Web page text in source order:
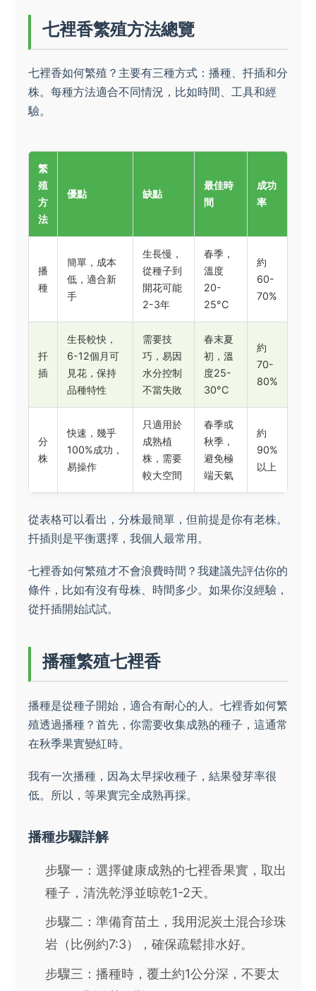
七裡香繁殖方法總覽
七裡香如何繁殖？主要有三種方式：播種、扦插和分
株。每種方法適合不同情況，比如時間、工具和經
驗。
繁
殖
方
法
優點 缺點
最佳時
間
成功
率
播
種
簡單，成本
低，適合新
手
生長慢，
從種子到
開花可能
2-3年
春季，
溫度
20-
25°C
約
60-
70%
扦
插
生長較快，
6-12個月可
見花，保持
品種特性
需要技
巧，易因
水分控制
不當失敗
春末夏
初，溫
度25-
30°C
約
70-
80%
分
株
快速，幾乎
100%成功，
易操作
只適用於
成熟植
株，需要
較大空間
春季或
秋季，
避免極
端天氣
約
90%
以上
從表格可以看出，分株最簡單，但前提是你有老株。
扦插則是平衡選擇，我個人最常用。
七裡香如何繁殖才不會浪費時間？我建議先評估你的
條件，比如有沒有母株、時間多少。如果你沒經驗，
從扦插開始試試。
播種繁殖七裡香
播種是從種子開始，適合有耐心的人。七裡香如何繁
殖透過播種？首先，你需要收集成熟的種子，這通常
在秋季果實變紅時。
我有一次播種，因為太早採收種子，結果發芽率很
低。所以，等果實完全成熟再採。
播種步驟詳解
步驟一：選擇健康成熟的七裡香果實，取出
種子，清洗乾淨並晾乾1-2天。
步驟二：準備育苗土，我用泥炭土混合珍珠
岩（比例約7:3），確保疏鬆排水好。
步驟三：播種時，覆土約1公分深，不要太